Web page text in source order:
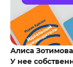
Алиса
У нее